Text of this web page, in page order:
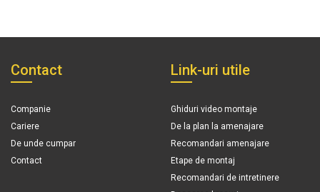
Contact
Companie
Cariere
De unde cumpar
Contact
Link-uri utile
Ghiduri video montaje
De la plan la amenajare
Recomandari amenajare
Etape de montaj
Recomandari de intretinere